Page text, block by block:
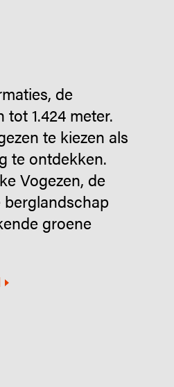
de
1.424 meter.
te kiezen als
te ontdekken.
Vogezen, de
groene